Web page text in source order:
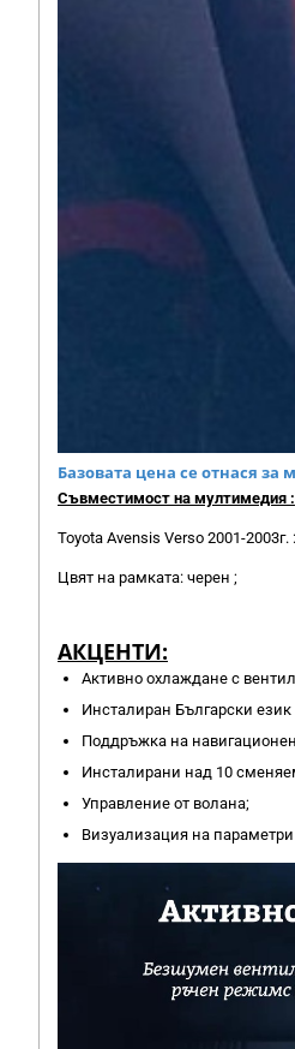
Базовата цена се отнася за
Съвместимост на мултимедия :
Toyota Avensis Verso 2001-2003г. :
Цвят на рамката: черен ;
АКЦЕНТИ:
Активно охлаждане с
Инсталиран Български
Поддръжка на
Инсталирани над 10
Управление от волана;
Визуализация на